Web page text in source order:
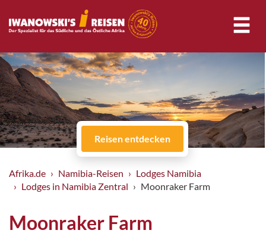
Reisen entdecken
Afrika.de Namibia-Reisen
Lodges Namibia
Lodges in Namibia Zentral
Moonraker Farm
Moonraker Farm